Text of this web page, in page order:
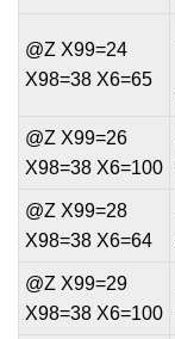
@Z X99=24
X98=38 X6=65
@Z X99=26
X98=38 X6=100
@Z X99=28
X98=38 X6=64
@Z X99=29
X98=38 X6=100